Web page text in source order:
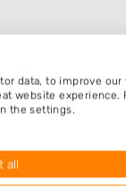
gingen u
data, to improve
website experience.
the settings.
all